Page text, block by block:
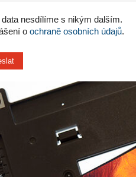
data nesdílíme s nikým dalším.
oochraně osobních údajů.